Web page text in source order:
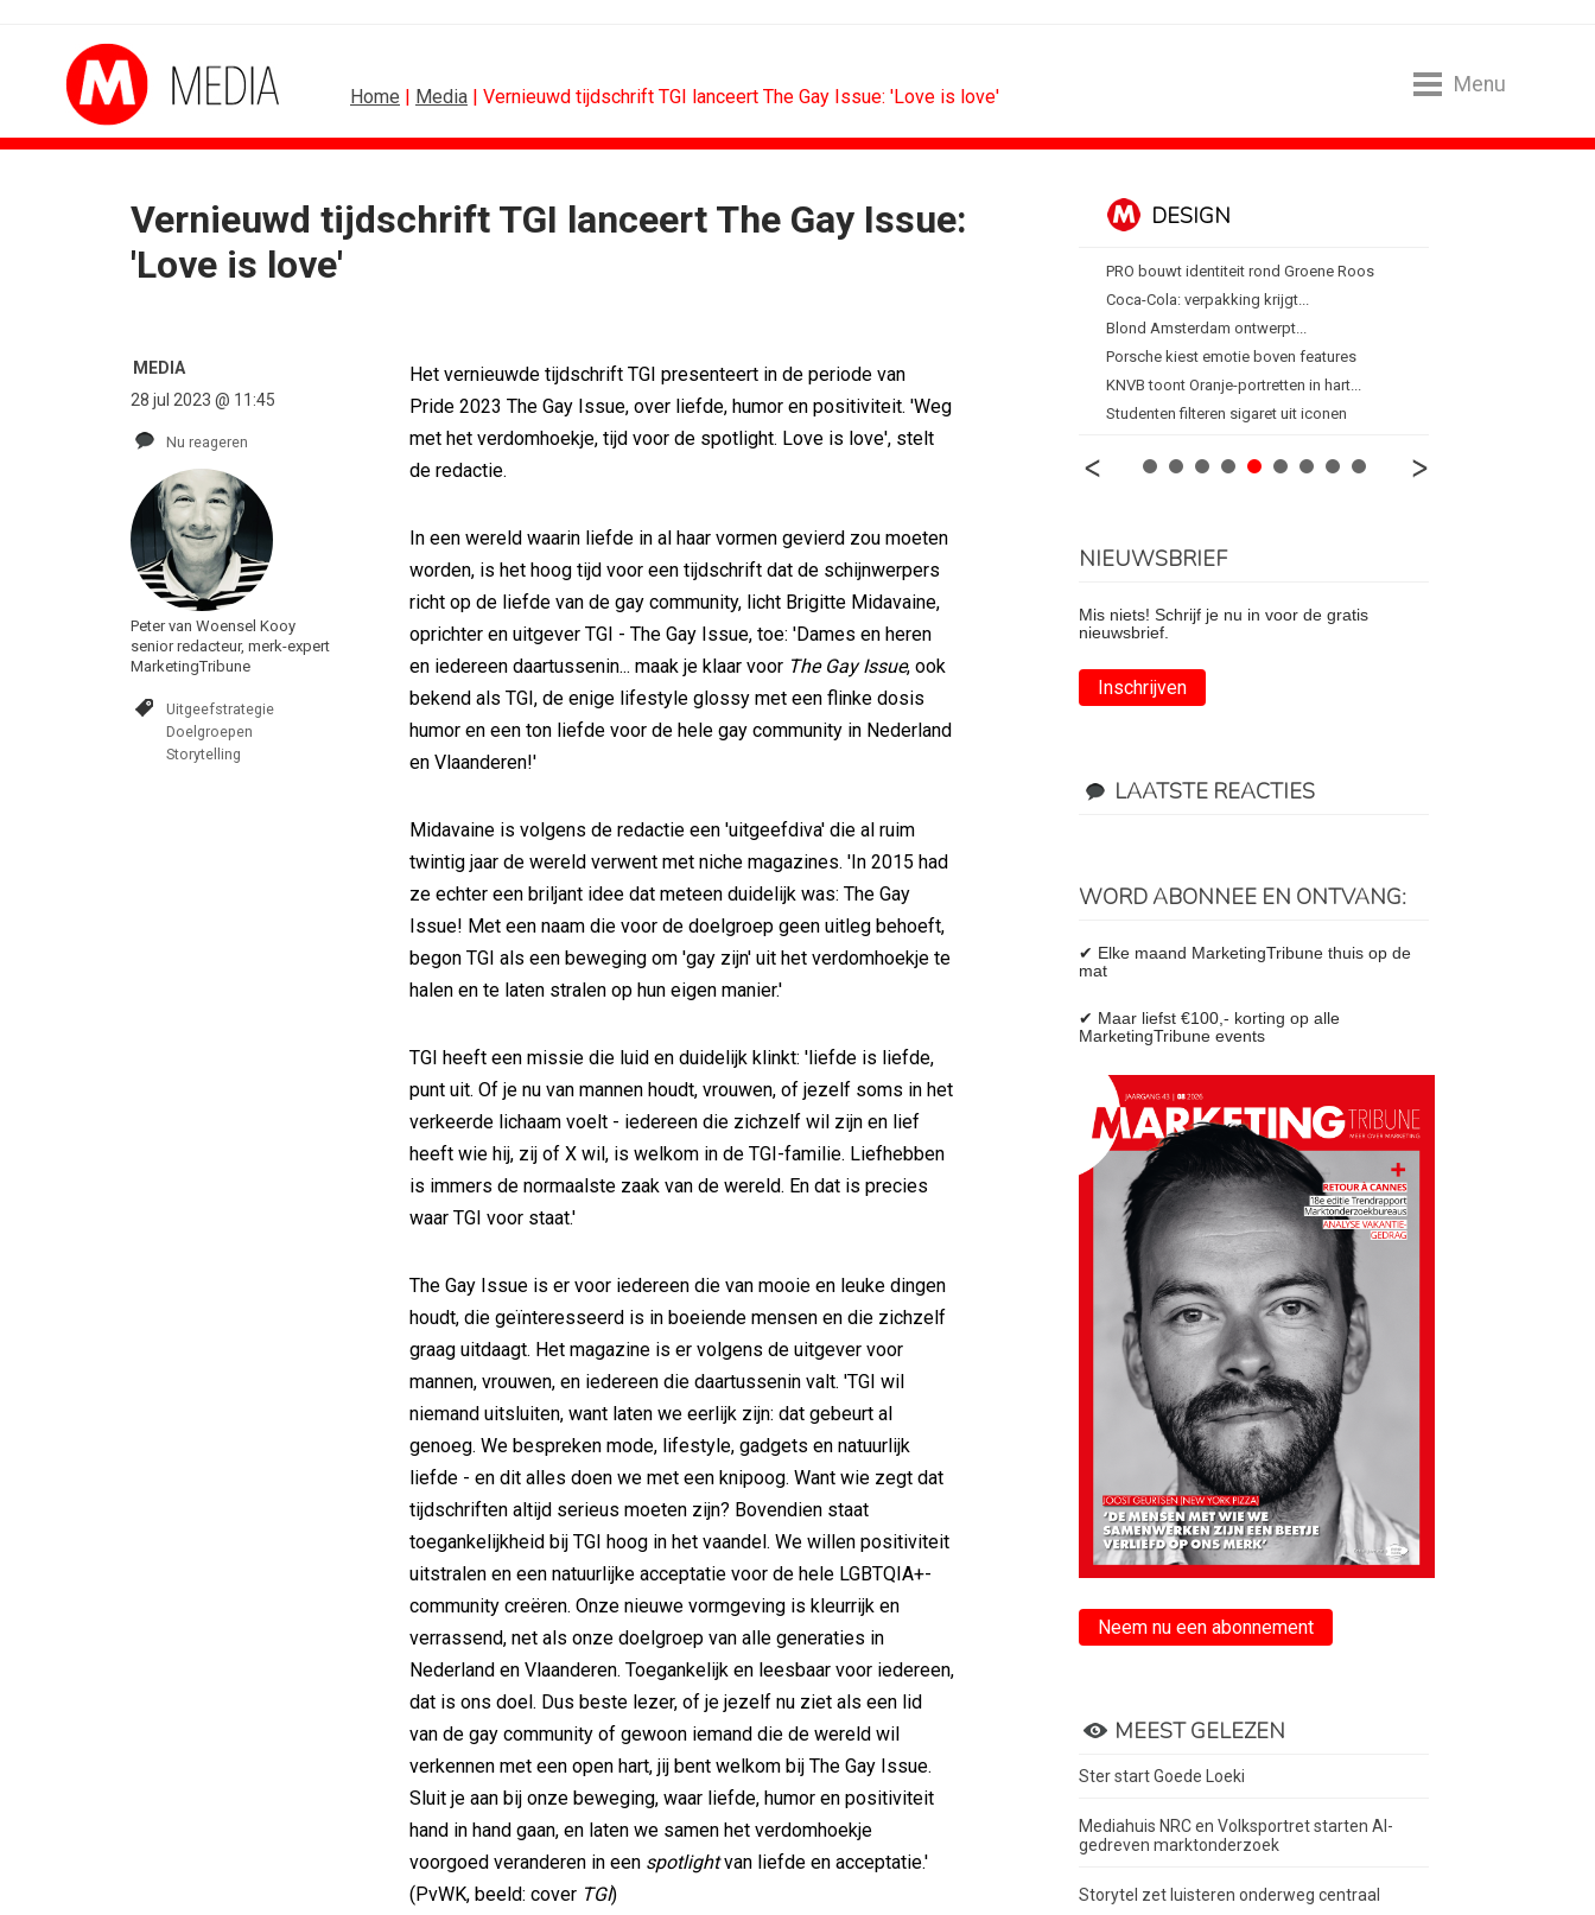
Home | Media | Vernieuwd tijdschrift TGI lanceert The Gay Issue: 'Love is love'
Menu
Vernieuwd tijdschrift TGI lanceert The Gay Issue:
'Love is love'
MEDIA
28 jul 2023 @ 11:45
Nu reageren
Peter van Woensel Kooy
senior redacteur, merk-expert
MarketingTribune
Uitgeefstrategie
Doelgroepen
Storytelling
Het vernieuwde tijdschrift TGI presenteert in de periode van
Pride 2023 The Gay Issue, over liefde, humor en positiviteit. 'Weg
met het verdomhoekje, tijd voor de spotlight. Love is love', stelt
de redactie.
In een wereld waarin liefde in al haar vormen gevierd zou moeten
worden, is het hoog tijd voor een tijdschrift dat de schijnwerpers
richt op de liefde van de gay community, licht Brigitte Midavaine,
oprichter en uitgever TGI - The Gay Issue, toe: 'Dames en heren
en iedereen daartussenin... maak je klaar voor The Gay Issue, ook
bekend als TGI, de enige lifestyle glossy met een flinke dosis
humor en een ton liefde voor de hele gay community in Nederland
en Vlaanderen!'
Midavaine is volgens de redactie een 'uitgeefdiva' die al ruim
twintig jaar de wereld verwent met niche magazines. 'In 2015 had
ze echter een briljant idee dat meteen duidelijk was: The Gay
Issue! Met een naam die voor de doelgroep geen uitleg behoeft,
begon TGI als een beweging om 'gay zijn' uit het verdomhoekje te
halen en te laten stralen op hun eigen manier.'
TGI heeft een missie die luid en duidelijk klinkt: 'liefde is liefde,
punt uit. Of je nu van mannen houdt, vrouwen, of jezelf soms in het
verkeerde lichaam voelt - iedereen die zichzelf wil zijn en lief
heeft wie hij, zij of X wil, is welkom in de TGI-familie. Liefhebben
is immers de normaalste zaak van de wereld. En dat is precies
waar TGI voor staat.'
The Gay Issue is er voor iedereen die van mooie en leuke dingen
houdt, die geïnteresseerd is in boeiende mensen en die zichzelf
graag uitdaagt. Het magazine is er volgens de uitgever voor
mannen, vrouwen, en iedereen die daartussenin valt. 'TGI wil
niemand uitsluiten, want laten we eerlijk zijn: dat gebeurt al
genoeg. We bespreken mode, lifestyle, gadgets en natuurlijk
liefde - en dit alles doen we met een knipoog. Want wie zegt dat
tijdschriften altijd serieus moeten zijn? Bovendien staat
toegankelijkheid bij TGI hoog in het vaandel. We willen positiviteit
uitstralen en een natuurlijke acceptatie voor de hele LGBTQIA+-
community creëren. Onze nieuwe vormgeving is kleurrijk en
verrassend, net als onze doelgroep van alle generaties in
Nederland en Vlaanderen. Toegankelijk en leesbaar voor iedereen,
dat is ons doel. Dus beste lezer, of je jezelf nu ziet als een lid
van de gay community of gewoon iemand die de wereld wil
verkennen met een open hart, jij bent welkom bij The Gay Issue.
Sluit je aan bij onze beweging, waar liefde, humor en positiviteit
hand in hand gaan, en laten we samen het verdomhoekje
voorgoed veranderen in een spotlightvan liefde en acceptatie.'
(PvWK, beeld: cover TGI)
Marketing mix modelling terug van...
De marketingwereld optimaliseert...
Marketingtransfers week 28, 2026
BUREAUS
Lamborghini maakt ambitie leidend
Havas neemt SportVibes over
CONTENTMARKETING
Substack breidt uit in Nederland met...
WWF en CPNB introduceren Groene...
DESIGN
PRO bouwt identiteit rond Groene Roos
Coca-Cola: verpakking krijgt...
Blond Amsterdam ontwerpt...
Porsche kiest emotie boven features
KNVB toont Oranje-portretten in hart...
Studenten filteren sigaret uit iconen
NIEUWSBRIEF
Mis niets! Schrijf je nu in voor de gratis
nieuwsbrief.
Inschrijven
LAATSTE REACTIES
WORD ABONNEE EN ONTVANG:
✔ Elke maand MarketingTribune thuis op de
mat
✔ Maar liefst €100,- korting op alle
MarketingTribune events
Neem nu een abonnement
MEEST GELEZEN
Ster start Goede Loeki
Mediahuis NRC en Volksportret starten AI-
gedreven marktonderzoek
Storytel zet luisteren onderweg centraal